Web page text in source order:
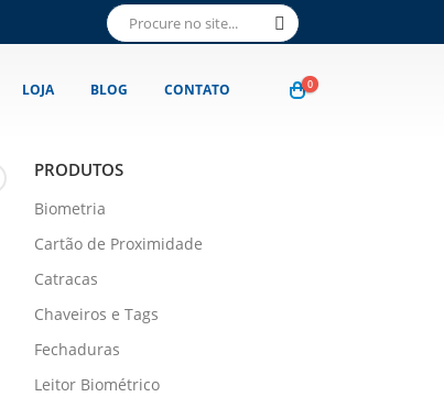
LOJA BLOG CONTATO 0
PRODUTOS
Biometria
Cartão de Proximidade
Catracas
Chaveiros e Tags
Fechaduras
Leitor Biométrico